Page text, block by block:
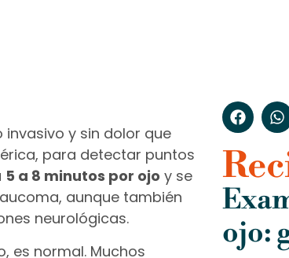
invasivo y sin dolor que
para detectar puntos
5 a 8 minutos por ojo y se
aunque también
neurológicas.
es normal. Muchos
ojo: